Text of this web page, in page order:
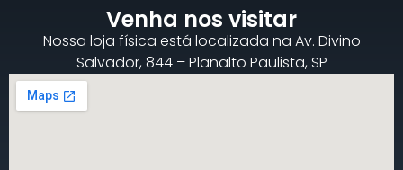
Venha nos visitar
Nossa loja física está localizada na Av. Divino
Salvador, 844 – Planalto Paulista, SP